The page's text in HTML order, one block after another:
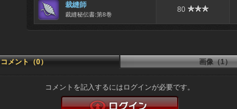
裁縫師
裁縫秘伝書:第8巻
80
コメント（0） 画像（1）
コメントを記入するにはログインが必要です。